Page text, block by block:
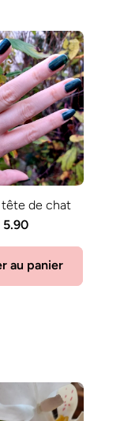
tête de chat
5.90
au panier